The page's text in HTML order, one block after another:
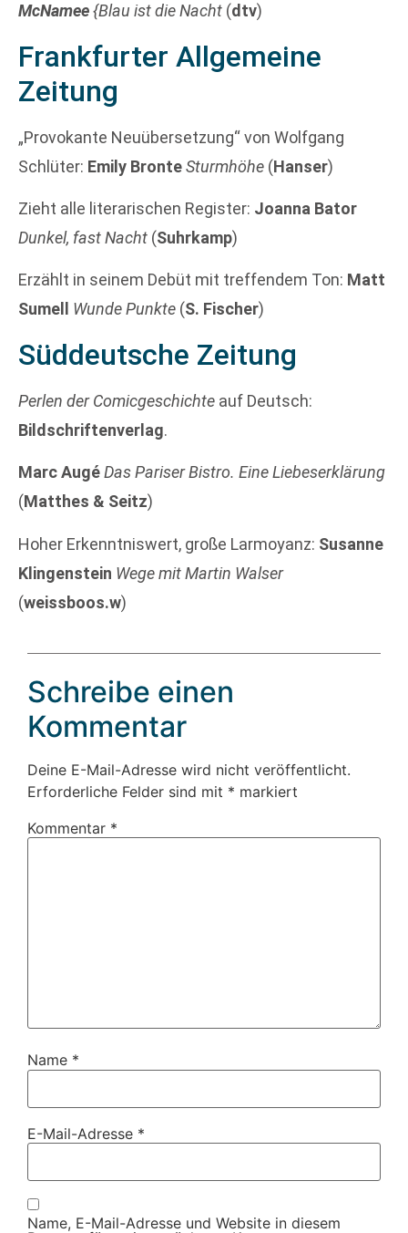
McNamee{Blau ist die Nacht (dtv)
Frankfurter Allgemeine
Zeitung
„Provokante Neuübersetzung“ von Wolfgang
Schlüter: Emily BronteSturmhöhe (Hanser)
Zieht alle literarischen Register: Joanna Bator
Dunkel, fast Nacht (Suhrkamp)
Erzählt in seinem Debüt mit treffendem Ton: Matt
Sumell
Wunde Punkte (S. Fischer)
Süddeutsche Zeitung
Perlen der Comicgeschichte auf Deutsch:
Bildschriftenverlag.
Marc AugéDas Pariser Bistro. Eine Liebeserklärung
(Matthes & Seitz)
Hoher Erkenntniswert, große Larmoyanz: Susanne
Klingenstein Wege mit Martin Walser
(weissboos.w)
Schreibe einen
Kommentar
Deine E-Mail-Adresse wird nicht veröffentlicht.
Erforderliche Felder sind mit * markiert
Kommentar *
Name *
E-Mail-Adresse *
Name, E-Mail-Adresse und Website in diesem